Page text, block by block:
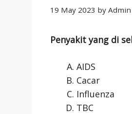
19 May 2023 by
Penyakit yang di
AIDS
Cacar
Influenza
TBC